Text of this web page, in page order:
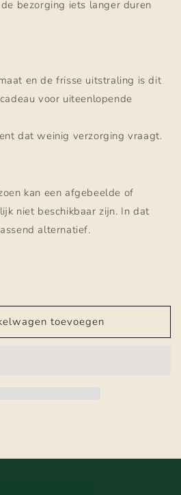
bezorging iets langer duren
en de frisse uitstraling is dit
voor uiteenlopende
dat weinig verzorging vraagt.
kan een afgebeelde of
niet beschikbaar zijn. In dat
alternatief.
toevoegen